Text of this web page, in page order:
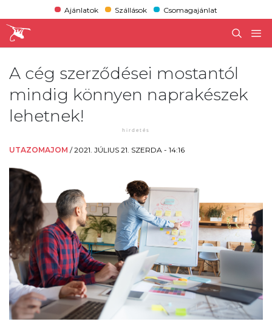
Ajánlatok Szállások Csomagajánlat
A cég szerződései mostantól
mindig könnyen naprakészek
lehetnek!
UTAZOMAJOM /2021. JÚLIUS 21. SZERDA - 14:16